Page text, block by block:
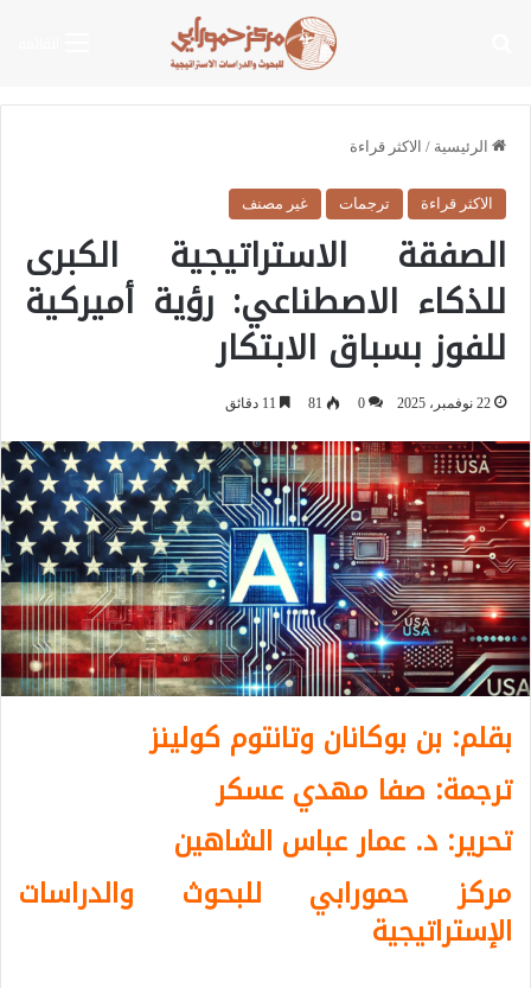
الرئيسية / الاكثر قراءة
الاكثر قراءة ترجمات غير مصنف
الصفقة الاستراتيجية الكبرى
للذكاء الاصطناعي: رؤية أميركية
للفوز بسباق الابتكار
22 نوفمبر، 2025 0
81
بقلم: بن بوكانان وتانتوم كولينز
ترجمة: صفا مهدي عسكر
تحرير: د. عمار عباس الشاهين
مركز حمورابي للبحوث والدراسات
الإستراتيجية